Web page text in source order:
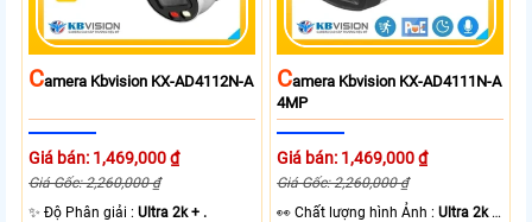
CAmera Kbvision KX-AD4112N-A
Giá bán: 1,469,000 ₫
Giá Gốc: 2,260,000 ₫
✨ Độ Phân giải :Ultra 2k + .
CAmera Kbvision KX-AD4111N-A
4MP
Giá bán: 1,469,000 ₫
Giá Gốc: 2,260,000 ₫
️👀 Chất lượng hình Ảnh :Ultra 2k +